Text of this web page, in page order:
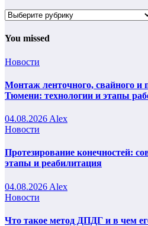
Рубрики
You missed
Новости
Монтаж ленточного, свайного и
Тюмени: технологии и этапы
04.08.2026 Alex
Новости
Протезирование конечностей:
этапы и реабилитация
04.08.2026 Alex
Новости
Что такое метод ДПДГ и в чем